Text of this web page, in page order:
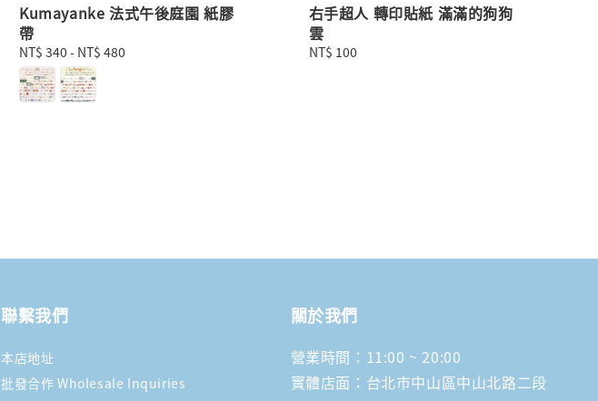
Kumayanke 法式午後庭園 紙膠
帶
Regular
price
NT$ 340 - NT$ 480
右手超人 轉印貼紙 滿滿的狗狗
雲
Regular
NT$ 100
聯繫我們
本店地址
批發合作 Wholesale Inquiries
關於我們
營業時間：11:00 ~ 20:00
實體店面：台北市中山區中山北路二段